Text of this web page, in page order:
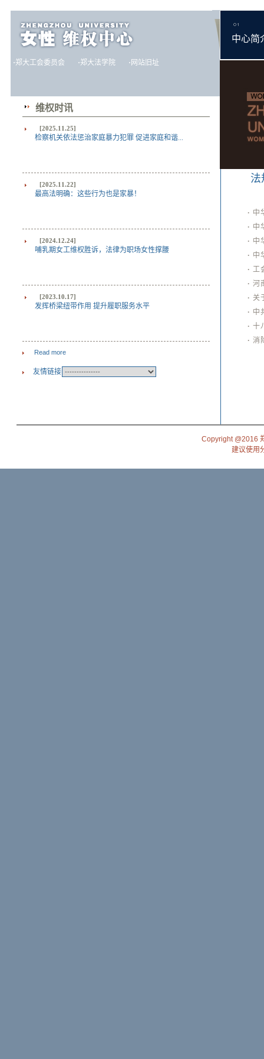
·郑大工会委员会 ·郑大法学院 · 网站旧址
中心简
维权时讯
[2025.11.25]
检察机关依法惩治家庭暴力犯罪 促进家庭和谐...
[2025.11.22]
最高法明确：这些行为也是家暴！
[2024.12.24]
哺乳期女工维权胜诉，法律为职场女性撑腰
[2023.10.17]
发挥桥梁纽带作用 提升履职服务水平
Read more
友情链接
法
· 中
· 中
· 中
· 中
· 工
· 河
· 关
· 中
· 十
· 消
Copyright @2016
建议使用